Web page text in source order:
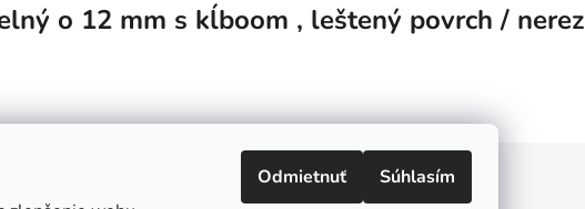
Odmietnuť Súhlasím
o 12 mm s kĺboom , leštený povrch / nerez